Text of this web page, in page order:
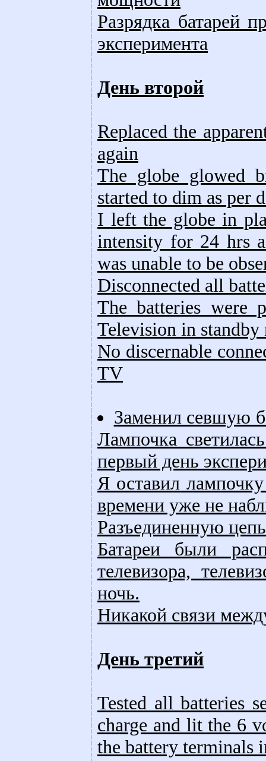
Разрядка батарей
эксперимента
День второй
Replaced the
again
The globe glowed
started to dim as per
I left the globe in
intensity for 24 hrs
was unable to be
Disconnected all
The batteries
Television in
No discernable
TV
Заменил севшую
Лампочка
первый день
Я оставил
времени уже не
Разъединенную
Батареи были
телевизора,
ночь.
Никакой связи
День третий
Tested all batteries
charge and lit the 6
the battery terminals